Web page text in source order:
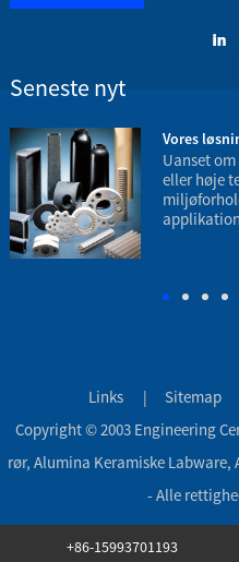
Seneste nyt
Vores
Uanset
eller høje
Links| Sitemap
Copyright © 2003 Engineering
rør, Alumina Keramiske
- Alle
+86-15993701193